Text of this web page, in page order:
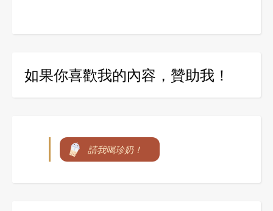
如果你喜歡我的內容，贊助我！
請我喝珍奶！